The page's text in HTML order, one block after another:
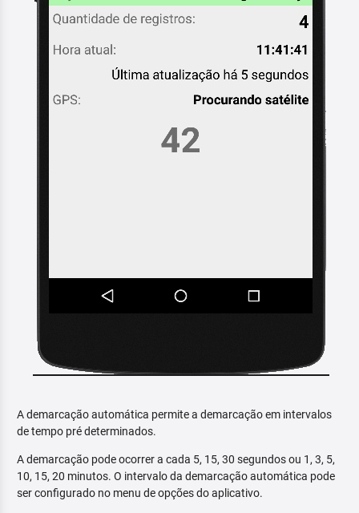
A demarcação automática permite a demarcação em intervalos
de tempo pré determinados.
A demarcação pode ocorrer a cada 5, 15, 30 segundos ou 1, 3, 5,
10, 15, 20 minutos. O intervalo da demarcação automática pode
ser configurado no menu de opções do aplicativo.